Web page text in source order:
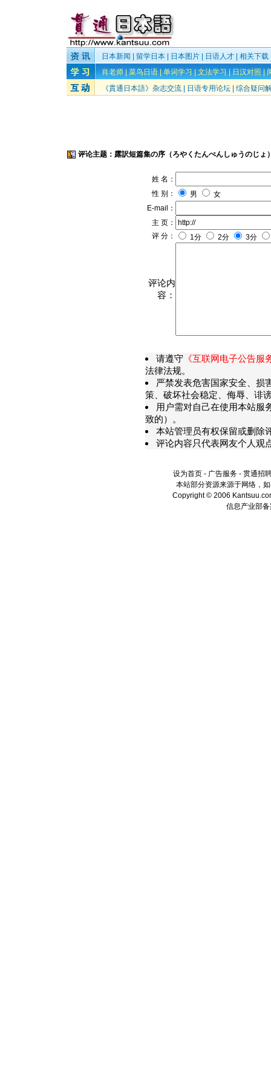
日本新闻 留学日本 日本图片 日语人才 相关下载
肖老师
菜鸟日语 单词学习 文法学习 日汉对照
《貫通日本語》杂志交流
日语专用论坛 综合疑问
评论主题：露訳短篇集の序（ろやくたんぺんしゅうのじょ
姓 名：
性 别：
男
女
E-mail：
主 页：
评 分：
1分 2分 3分
评论内
容：
请遵守 《互联网电子公告服
法律法规。
严禁发表危害国家安全、损
策、破坏社会稳定、侮辱、诽
用户需对自己在使用本站服
致的）。
本站管理员有权保留或删除
评论内容只代表网友个人观
设为首页 - 广告服务 - 贯通招
本站部分资源来源于网络，
Copyright © 2006
信息产业部